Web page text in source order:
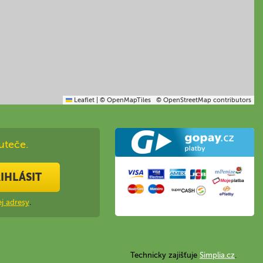
Leaflet © OpenMapTiles © OpenStreetMap contributors
adresy.
Technicky zajišťuje Simplia.cz